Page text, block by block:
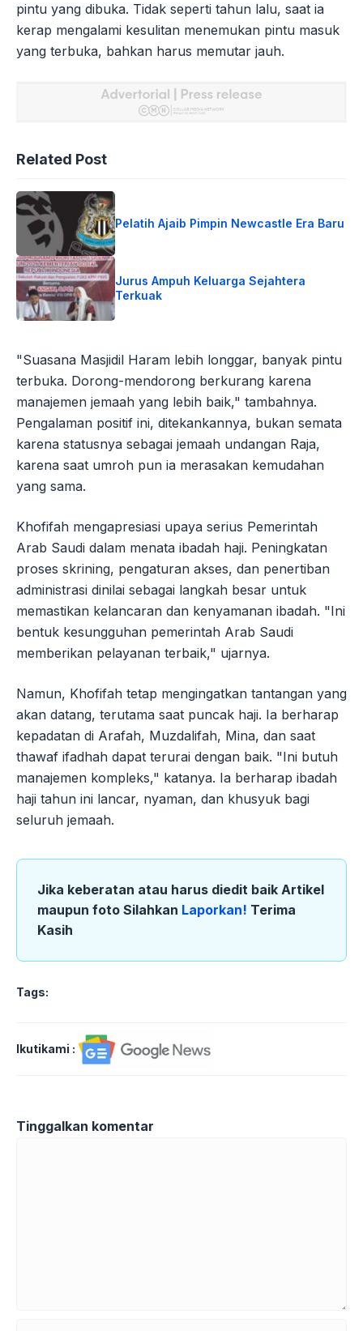
pintu yang dibuka. Tidak seperti tahun lalu, saat ia
kerap mengalami kesulitan menemukan pintu masuk
yang terbuka, bahkan harus memutar jauh.
Related Post
Pelatih Ajaib Pimpin Newcastle Era Baru
Jurus Ampuh Keluarga Sejahtera
Terkuak
"Suasana Masjidil Haram lebih longgar, banyak pintu
terbuka. Dorong-mendorong berkurang karena
manajemen jemaah yang lebih baik," tambahnya.
Pengalaman positif ini, ditekankannya, bukan semata
karena statusnya sebagai jemaah undangan Raja,
karena saat umroh pun ia merasakan kemudahan
yang sama.
Khofifah mengapresiasi upaya serius Pemerintah
Arab Saudi dalam menata ibadah haji. Peningkatan
proses skrining, pengaturan akses, dan penertiban
administrasi dinilai sebagai langkah besar untuk
memastikan kelancaran dan kenyamanan ibadah. "Ini
bentuk kesungguhan pemerintah Arab Saudi
memberikan pelayanan terbaik," ujarnya.
Namun, Khofifah tetap mengingatkan tantangan yang
akan datang, terutama saat puncak haji. Ia berharap
kepadatan di Arafah, Muzdalifah, Mina, dan saat
thawaf ifadhah dapat terurai dengan baik. "Ini butuh
manajemen kompleks," katanya. Ia berharap ibadah
haji tahun ini lancar, nyaman, dan khusyuk bagi
seluruh jemaah.
Jika keberatan atau harus diedit baik Artikel
maupun foto Silahkan Laporkan! Terima
Kasih
Tags:
Ikutikami :
Tinggalkan komentar